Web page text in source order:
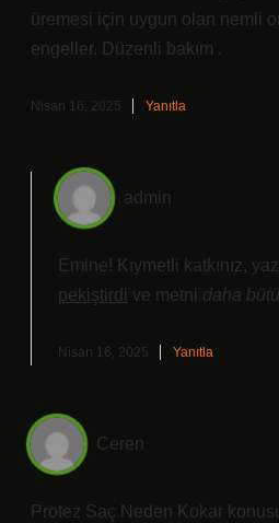
üremesi için uygun olan nemli
engeller. Düzenli bakım .
Nisan 16, 2025 Yanıtla
admin
Emine! Kıymetli katkınız,
pekiştirdi ve metni daha
Nisan 16, 2025 Yanıtla
Ceren
Protez Saç Neden Kokar